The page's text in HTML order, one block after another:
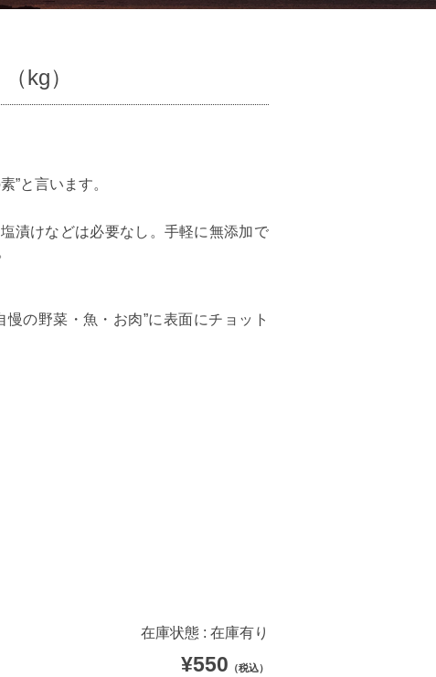
kg）
”と言います。
漬けなどは必要なし。手軽に無添加で
の野菜・魚・お肉”に表面にチョット
在庫状態 : 在庫有り
¥550 （税込）